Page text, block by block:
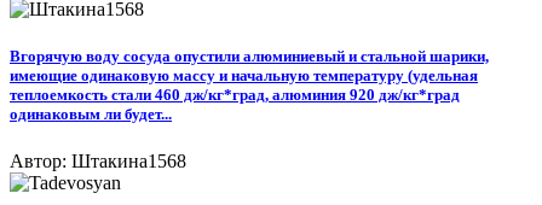
Вгорячую воду сосуда опустили алюминиевый и стальной шарики,
имеющие одинаковую массу и начальную температуру (удельная
теплоемкость стали 460 дж/кг*град, алюминия 920 дж/кг*град
одинаковым ли будет...
Автор: Штакина1568